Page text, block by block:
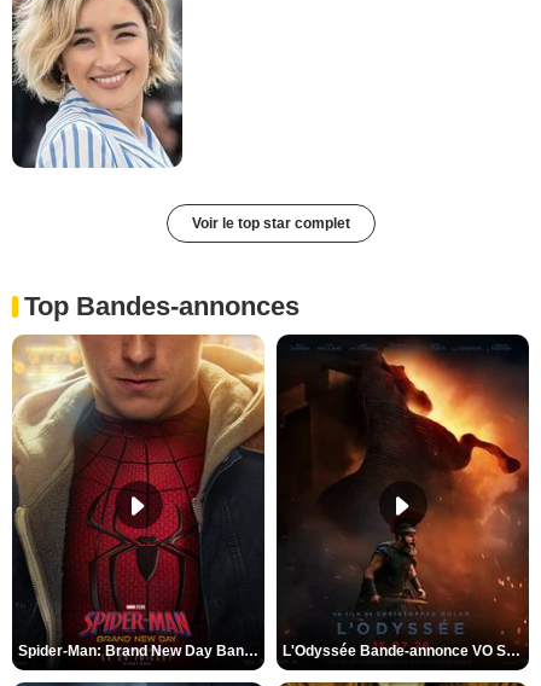
Voir le top star complet
Top Bandes-annonces
Spider-Man: Brand New Day Bande-annonce VO STFR L'Odyssée Bande-annonce VO STFR